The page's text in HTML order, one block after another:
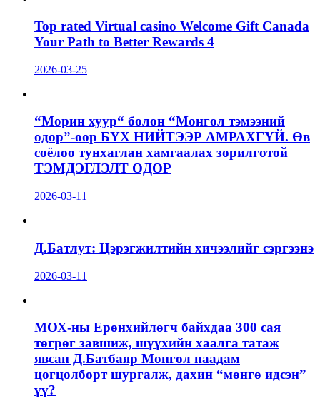
Top rated Virtual casino Welcome Gift Canada
Your Path to Better Rewards 4
2026-03-25
“Морин хуур“ болон “Монгол тэмээний
өдөр”-өөр БҮХ НИЙТЭЭР АМРАХГҮЙ. Өв
соёлоо тунхаглан хамгаалах зорилготой
ТЭМДЭГЛЭЛТ ӨДӨР
2026-03-11
Д.Батлут: Цэрэгжилтийн хичээлийг сэргээнэ
2026-03-11
МОХ-ны Ерөнхийлөгч байхдаа 300 сая
төгрөг завшиж, шүүхийн хаалга татаж
явсан Д.Батбаяр Монгол наадам
цогцолборт шургалж, дахин “мөнгө идсэн”
үү?